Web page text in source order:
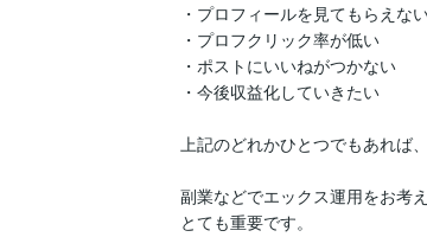
・プロフィールを見てもらえな
・プロフクリック率が低い
・ポストにいいねがつかない
・今後収益化していきたい
上記のどれかひとつでもあれば
副業などでエックス運用をお考
とても重要です。